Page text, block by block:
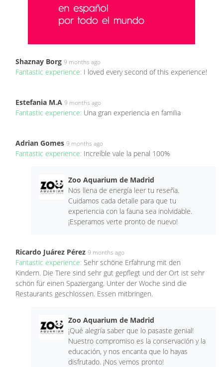
Shaznay Borg 9 months ago
Fantastic experience: I loved every second of this experience!
Estefania M.A 9 months ago
Fantastic experience: Una gran experiencia en familia
Adrian Gomes 9 months ago
Fantastic experience: Increíble vale la penal 100%
Zoo Aquarium de Madrid
Nos llena de energía leer tu reseña.
Cuidamos cada detalle para que tu
experiencia con la fauna sea inolvidable.
¡Esperamos verte pronto de nuevo!
Ricardo Juárez Pérez 9 months ago
Fantastic experience: Sehr schöne Erfahrung mit den
Kindern. Die Tiere sind sehr gut gepflegt und der Ort ist sehr
schön für einen Spaziergang. Unter der Woche sind die
Restaurants geschlossen. Essen mitbringen.
Zoo Aquarium de Madrid
¡Qué alegría saber que lo pasaste genial!
Nuestro compromiso es la conservación y la
educación, y nos encanta que lo hayas
disfrutado. ¡Nos vemos pronto!